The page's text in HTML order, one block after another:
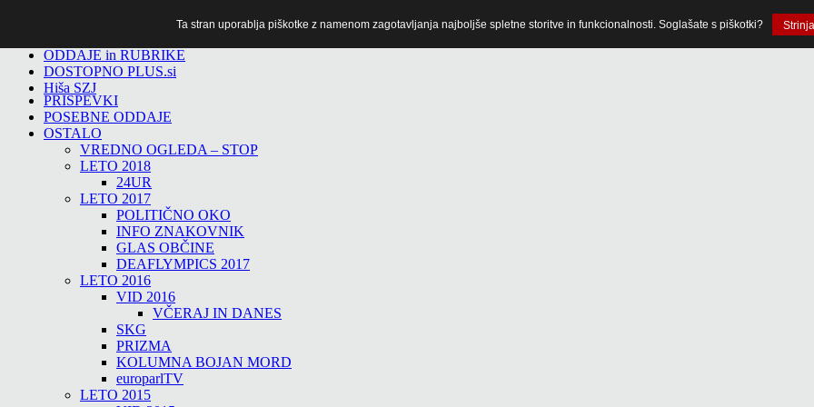
ODDAJE in RUBRIKE
DOSTOPNO PLUS.si
Hiša SZJ
PRISPEVKI
POSEBNE ODDAJE
OSTALO
VREDNO OGLEDA – STOP
LETO 2018
24UR
LETO 2017
POLITIČNO OKO
INFO ZNAKOVNIK
GLAS OBČINE
DEAFLYMPICS 2017
LETO 2016
VID 2016
VČERAJ IN DANES
SKG
PRIZMA
KOLUMNA BOJAN MORD
europarlTV
LETO 2015
Ta stran uporablja piškotke z namenom zagotavljanja najboljše spletne storitve in funkcionalnosti. Soglašate s piškotki?